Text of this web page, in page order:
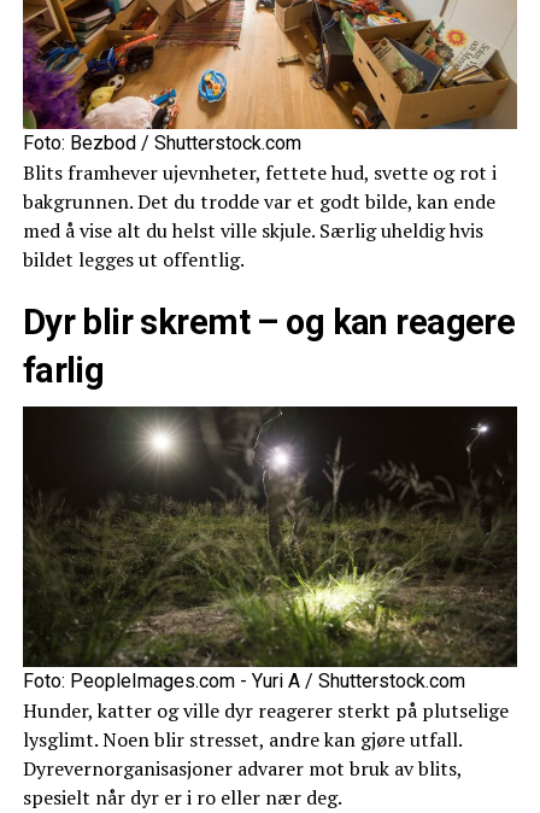
Foto: Bezbod / Shutterstock.com
Blits framhever ujevnheter, fettete hud, svette og rot i
bakgrunnen. Det du trodde var et godt bilde, kan ende
med å vise alt du helst ville skjule. Særlig uheldig hvis
bildet legges ut offentlig.
Dyr blir skremt – og kan reagere
farlig
Foto: PeopleImages.com - Yuri A / Shutterstock.com
Hunder, katter og ville dyr reagerer sterkt på plutselige
lysglimt. Noen blir stresset, andre kan gjøre utfall.
Dyrevernorganisasjoner advarer mot bruk av blits,
spesielt når dyr er i ro eller nær deg.